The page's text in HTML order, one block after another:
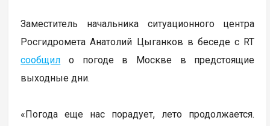
Заместитель начальника ситуационного центра
Росгидромета Анатолий Цыганков в беседе с RT
сообщил о погоде в Москве в предстоящие
выходные дни.
«Погода еще нас порадует, лето продолжается.